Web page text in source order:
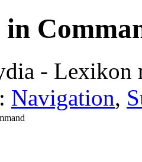
- Lexikon
Navigation,